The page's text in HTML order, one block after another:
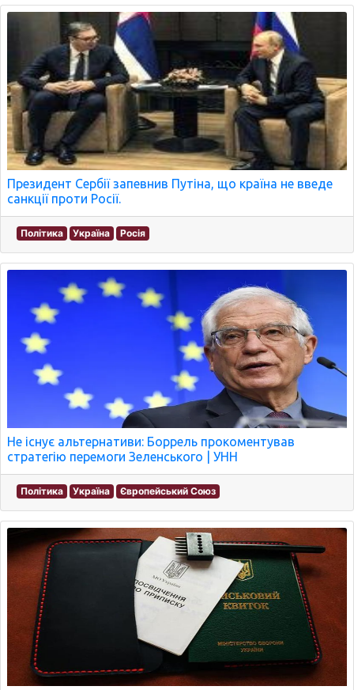
Президент Сербії запевнив Путіна, що країна не введе
санкції проти Росії.
Політика Україна Росія
Не існує альтернативи: Боррель прокоментував
стратегію перемоги Зеленського | УНН
Політика Україна Європейський Союз